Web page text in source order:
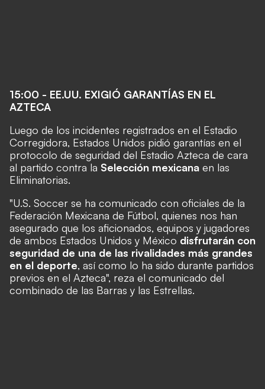
15:00 - EE.UU. EXIGIÓ GARANTÍAS EN EL
AZTECA
Luego de los incidentes registrados en el Estadio
Corregidora, Estados Unidos pidió garantías en el
protocolo de seguridad del Estadio Azteca de cara
al partido contra la Selección mexicana en las
Eliminatorias.
"U.S. Soccer se ha comunicado con oficiales de la
Federación Mexicana de Fútbol, quienes nos han
asegurado que los aficionados, equipos y jugadores
de ambos Estados Unidos y México disfrutarán con
seguridad de una de las rivalidades más grandes
en el deporte, así como lo ha sido durante partidos
previos en el Azteca", reza el comunicado del
combinado de las Barras y las Estrellas.